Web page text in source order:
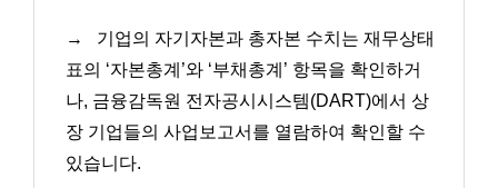
→
기업의 자기자본과 총자본 수치는 재무상태
표의 ‘자본총계’와 ‘부채총계’ 항목을 확인하거
나, 금융감독원 전자공시시스템(DART)에서 상
장 기업들의 사업보고서를 열람하여 확인할 수
있습니다.